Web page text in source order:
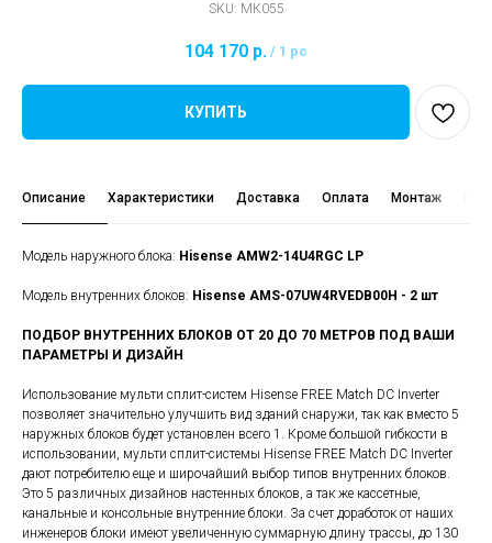
SKU: МК055
104 170 р. / 1 pc
КУПИТЬ
Описание Характеристики Доставка Оплата Монтаж
Модель наружного блока: Hisense AMW2-14U4RGC LP
Модель внутренних блоков: Hisense AMS-07UW4RVEDB00H - 2 шт
ПОДБОР ВНУТРЕННИХ БЛОКОВ ОТ 20 ДО 70 МЕТРОВ ПОД ВАШИ
ПАРАМЕТРЫ И ДИЗАЙН
Использование мульти сплит-систем Hisense FREE Match DC Inverter
позволяет значительно улучшить вид зданий снаружи, так как вместо 5
наружных блоков будет установлен всего 1. Кроме большой гибкости в
использовании, мульти сплит-системы Hisense FREE Match DC Inverter
дают потребителю еще и широчайший выбор типов внутренних блоков.
Это 5 различных дизайнов настенных блоков, а так же кассетные,
канальные и консольные внутренние блоки. За счет доработок от наших
инженеров блоки имеют увеличенную суммарную длину трассы, до 130